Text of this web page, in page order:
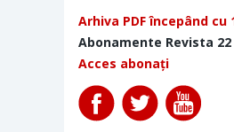
Arhiva PDF începând cu
Abonamente Revista 22
Acces abonați